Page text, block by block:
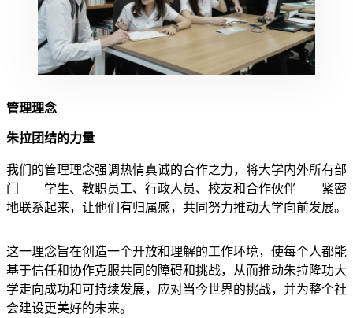
管理理念
朱拉团结的力量
我们的管理理念强调热情真诚的合作之力，将大学内外所有部
门——学生、教职员工、行政人员、校友和合作伙伴——紧密
地联系起来，让他们有归属感，共同努力推动大学向前发展。
这一理念旨在创造一个开放和理解的工作环境，使每个人都能
基于信任和协作克服共同的障碍和挑战，从而推动朱拉隆功大
学走向成功和可持续发展，应对当今世界的挑战，并为整个社
会建设更美好的未来。